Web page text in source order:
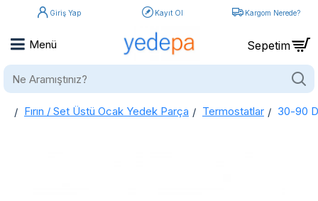
Giriş Yap Kayıt Ol Kargom Nerede?
Ne
home
Fırın / Set Üstü Ocak Yedek Parça Termostatlar 30-90